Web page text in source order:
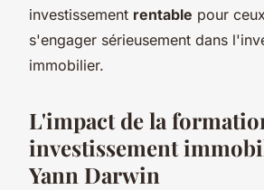
investissement rentable pour
s'engager sérieusement dans
immobilier.
L'impact de la
investissement
Yann Darwin